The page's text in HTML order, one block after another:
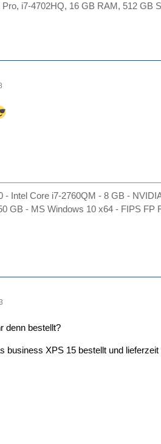
Pro, i7-4702HQ, 16 GB RAM, 512 GB
- Intel Core i7-2760QM - 8 GB -
GB - MS Windows 10 x64 - FIPS FP
denn bestellt?
business XPS 15 bestellt und